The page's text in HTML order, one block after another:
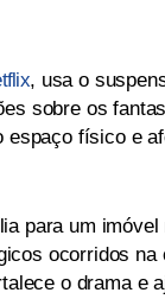
, usa o
sobre os
espaço físico e
para um
ocorridos na
o drama e